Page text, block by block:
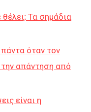
Τα σημάδια
όταν τον
απάντηση από
είναι η